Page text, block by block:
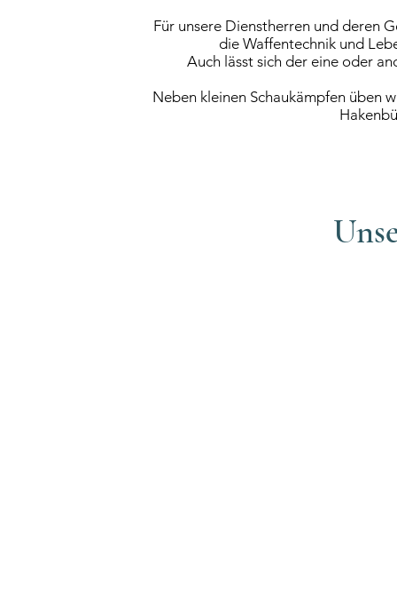
Für unsere Dienstherren und deren
die Waffentechnik und
Auch lässt sich der eine oder
Neben kleinen Schaukämpfen üben